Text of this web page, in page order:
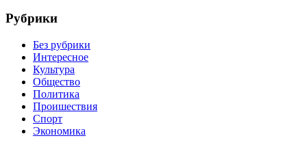
Рубрики
Без рубрики
Интересное
Культура
Общество
Политика
Проишествия
Спорт
Экономика